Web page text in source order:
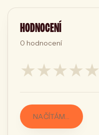
HODNOCENÍ
0 hodnocení
★★★★★
NAČÍTÁM…